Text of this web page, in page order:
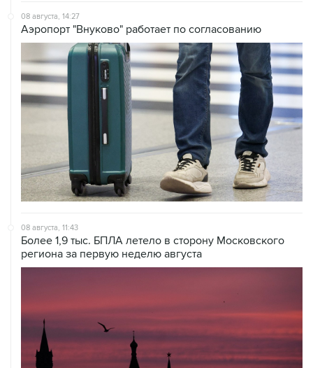
08 августа, 14:27
Аэропорт "Внуково" работает по согласованию
08 августа, 11:43
Более 1,9 тыс. БПЛА летело в сторону Московского
региона за первую неделю августа